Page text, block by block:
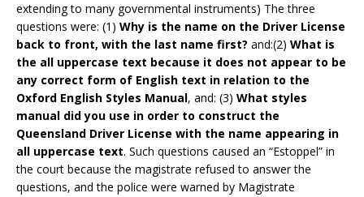
extending to many governmental instruments) The three
questions were: (1) Why is the name on the Driver License
back to front, with the last name first? and:(2) What is
the all uppercase text because it does not appear to be
any correct form of English text in relation to the
Oxford English Styles Manual, and: (3) What styles
manual did you use in order to construct the
Queensland Driver License with the name appearing in
all uppercase text. Such questions caused an “Estoppel” in
the court because the magistrate refused to answer the
questions, and the police were warned by Magistrate